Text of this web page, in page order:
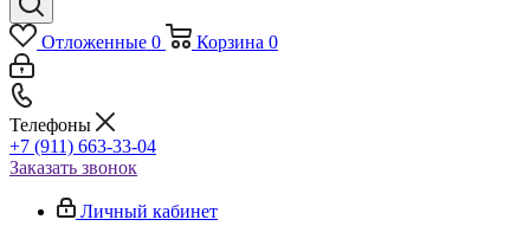
Отложенные 0 Корзина 0
Телефоны
+7 (911) 663-33-04
Заказать звонок
Личный кабинет